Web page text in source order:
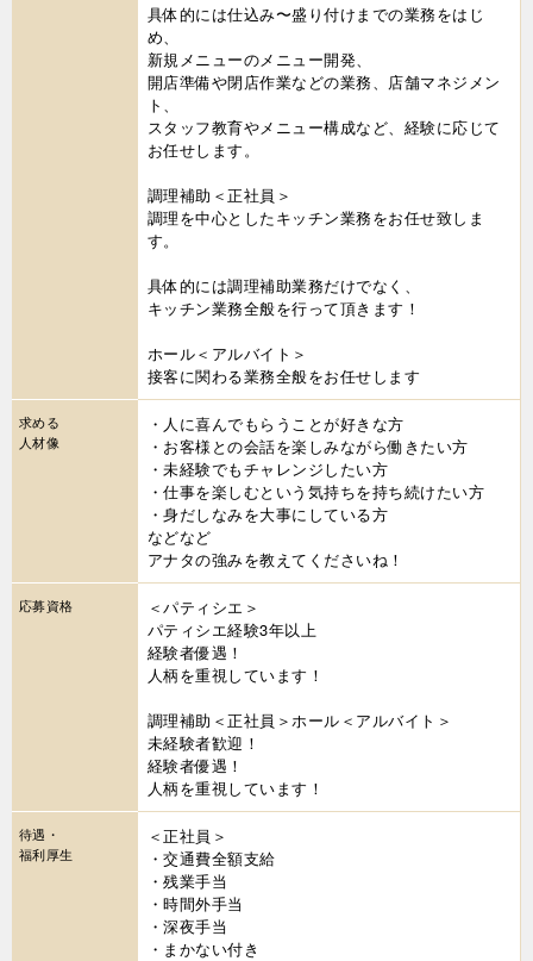
具体的には仕込み〜盛り付けまでの業務をはじ
め、
新規メニューのメニュー開発、
開店準備や閉店作業などの業務、店舗マネジメン
ト、
スタッフ教育やメニュー構成など、経験に応じて
お任せします。
調理補助＜正社員＞
調理を中心としたキッチン業務をお任せ致しま
す。
具体的には調理補助業務だけでなく、
キッチン業務全般を行って頂きます！
ホール＜アルバイト＞
接客に関わる業務全般をお任せします
求める
人材像
・人に喜んでもらうことが好きな方
・お客様との会話を楽しみながら働きたい方
・未経験でもチャレンジしたい方
・仕事を楽しむという気持ちを持ち続けたい方
・身だしなみを大事にしている方
などなど
アナタの強みを教えてくださいね！
応募資格
＜パティシエ＞
パティシエ経験3年以上
経験者優遇！
人柄を重視しています！
調理補助＜正社員＞ホール＜アルバイト＞
未経験者歓迎！
経験者優遇！
人柄を重視しています！
待遇・
福利厚生
＜正社員＞
・交通費全額支給
・残業手当
・時間外手当
・深夜手当
・まかない付き